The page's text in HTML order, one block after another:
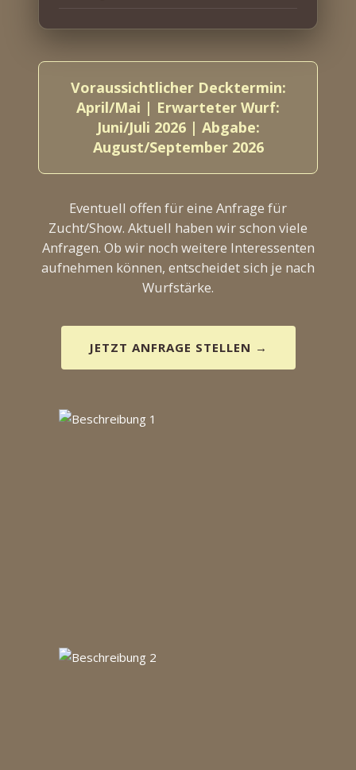
Voraussichtlicher Decktermin:
April/Mai | Erwarteter Wurf:
Juni/Juli 2026 | Abgabe:
August/September 2026
Eventuell offen für eine Anfrage für
Zucht/Show. Aktuell haben wir schon viele
Anfragen. Ob wir noch weitere Interessenten
aufnehmen können, entscheidet sich je nach
Wurfstärke.
JETZT ANFRAGE STELLEN →